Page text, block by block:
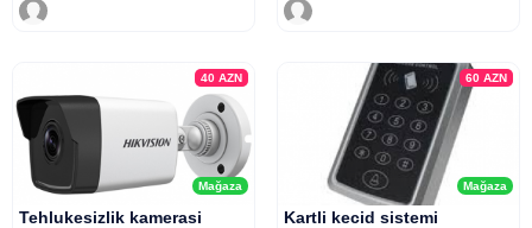
Mağaza
40AZN
Tehlukesizlik kamerasi
Mağaza
60 AZN
Kartli kecid sistemi